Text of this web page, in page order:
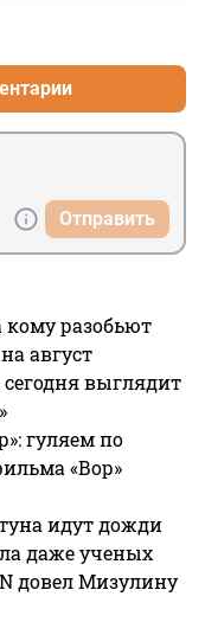
Отправить
разобьют
август
выглядит
гуляем по
«Вор»
идут дожди
даже ученых
довел Мизулину